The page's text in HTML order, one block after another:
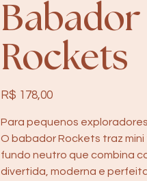
Rockets
Preço
R$ 178,00
Para pequenos
O babador Rockets traz
fundo neutro que combina
divertida, moderna e